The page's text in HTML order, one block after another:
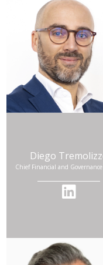
Il team di PayDo
provenienti dal
consulenza, tutti
pagamento,
Diego
Chief Financial and